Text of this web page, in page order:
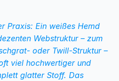
Praxis: Ein weißes Hemd
Webstruktur – zum
oder Twill-Struktur –
viel hochwertiger und
glatter Stoff. Das